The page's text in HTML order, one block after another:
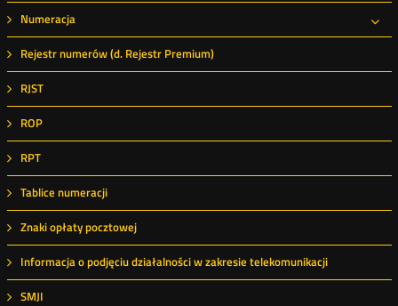
Numeracja
Rejestr numerów (d. Rejestr Premium)
RJST
ROP
RPT
Tablice numeracji
Znaki opłaty pocztowej
Informacja o podjęciu działalności w zakresie telekomunikacji
SMJI